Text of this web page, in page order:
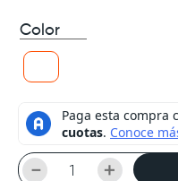
Color
＋
－